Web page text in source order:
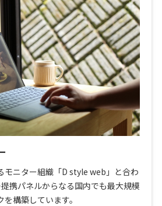
モニター組織「D style web」と合わ
携パネルからなる国内でも最大規模
構築しています。